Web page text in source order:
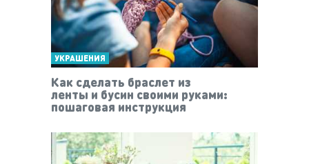
УКРАШЕНИЯ
Как сделать браслет из
ленты и бусин своими руками:
пошаговая инструкция